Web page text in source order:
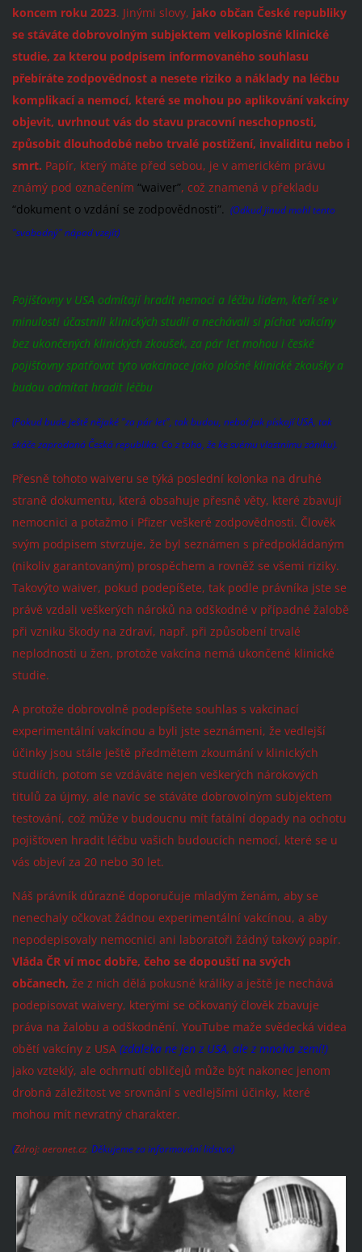
koncem roku 2023. Jinými slovy, jako občan České republiky
se stáváte dobrovolným subjektem velkoplošné klinické
studie, za kterou podpisem informovaného souhlasu
přebíráte zodpovědnost a nesete riziko a náklady na léčbu
komplikací a nemocí, které se mohou po aplikování vakcíny
objevit, uvrhnout vás do stavu pracovní neschopnosti,
způsobit dlouhodobé nebo trvalé postižení, invaliditu nebo i
smrt. Papír, který máte před sebou, je v americkém právu
známý pod označením “waiver”, což znamená v překladu
“dokument o vzdání se zodpovědnosti”. (Odkud jinud mohl tento
"svobodný" nápad vzejít)
Pojišťovny v USA odmítají hradit nemoci a léčbu lidem, kteří se v
minulosti účastnili klinických studií a nechávali si píchat vakcíny
bez ukončených klinických zkoušek, za pár let mohou i české
pojišťovny spatřovat tyto vakcinace jako plošné klinické zkoušky a
budou odmítat hradit léčbu
(Pokud bude ještě nějaké "za pár let", tak budou, neboť jak pískají USA, tak
skáče zaprodaná Česká republika. Co z toho, že ke svému vlastnímu zániku).
Přesně tohoto waiveru se týká poslední kolonka na druhé
straně dokumentu, která obsahuje přesně věty, které zbavují
nemocnici a potažmo i Pfizer veškeré zodpovědnosti. Člověk
svým podpisem stvrzuje, že byl seznámen s předpokládaným
(nikoliv garantovaným) prospěchem a rovněž se všemi riziky.
Takovýto waiver, pokud podepíšete, tak podle právníka jste se
právě vzdali veškerých nároků na odškodné v případné žalobě
při vzniku škody na zdraví, např. při způsobení trvalé
neplodnosti u žen, protože vakcína nemá ukončené klinické
studie.
A protože dobrovolně podepíšete souhlas s vakcinací
experimentální vakcínou a byli jste seznámeni, že vedlejší
účinky jsou stále ještě předmětem zkoumání v klinických
studiích, potom se vzdáváte nejen veškerých nárokových
titulů za újmy, ale navíc se stáváte dobrovolným subjektem
testování, což může v budoucnu mít fatální dopady na ochotu
pojišťoven hradit léčbu vašich budoucích nemocí, které se u
vás objeví za 20 nebo 30 let.
Náš právník důrazně doporučuje mladým ženám, aby se
nenechaly očkovat žádnou experimentální vakcínou, a aby
nepodepisovaly nemocnici ani laboratoři žádný takový papír.
Vláda ČR ví moc dobře, čeho se dopouští na svých
občanech, že z nich dělá pokusné králíky a ještě je nechává
podepisovat waivery, kterými se očkovaný člověk zbavuje
práva na žalobu a odškodnění. YouTube maže svědecká videa
obětí vakcíny z USA (zdaleka ne jen z USA, ale z mnoha zemí!)
jako vzteklý, ale ochrnutí obličejů může být nakonec jenom
drobná záležitost ve srovnání s vedlejšími účinky, které
mohou mít nevratný charakter.
(Zdroj: aeronet.cz. Děkujeme za informování lidstva)